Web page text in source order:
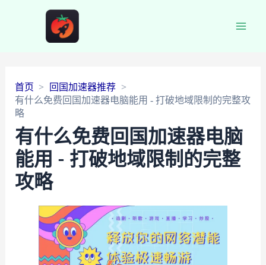
首页
回国加速器推荐
有什么免费回国加速器电脑能用 - 打破地域限制的完整攻
略
有什么免费回国加速器电脑
能用 - 打破地域限制的完整
攻略